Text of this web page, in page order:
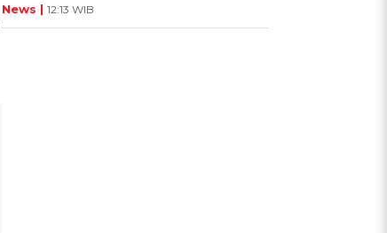
Istana Negara
News | 12:13 WIB